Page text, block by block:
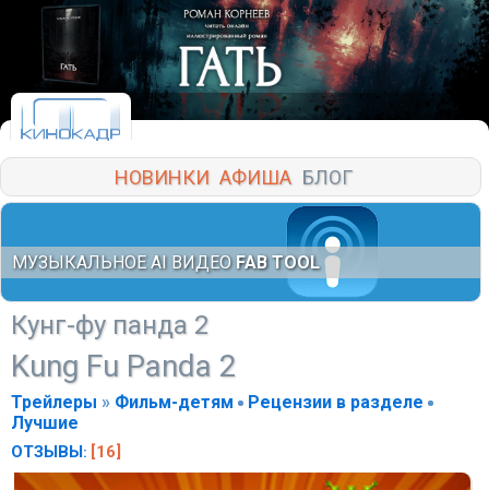
НОВИНКИ АФИША БЛОГ
МУЗЫКАЛЬНОЕ AI ВИДЕО FAB TOOL
Кунг-фу панда 2
Kung Fu Panda 2
Трейлеры » Фильм-детям
Рецензии в разделе
Лучшие
ОТЗЫВЫ: [16]